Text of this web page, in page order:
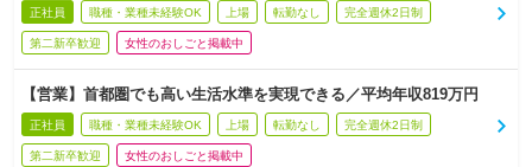
正社員 職種・業種未経験OK 上場 転勤なし 完全週休2日制
第二新卒歓迎 女性のおしごと掲載中
【営業】首都圏でも高い生活水準を実現できる／平均年収819万円
正社員 職種・業種未経験OK 上場 転勤なし 完全週休2日制
第二新卒歓迎 女性のおしごと掲載中